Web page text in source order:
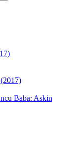
Baba: Askin